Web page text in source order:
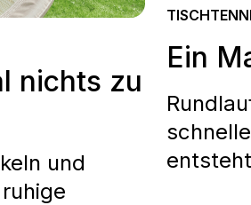
nichts zu
und
Ein